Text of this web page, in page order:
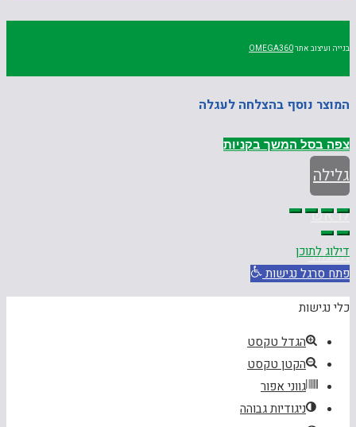
בנייה ועיצוב אתרOMEGA360
המוצר נוסף בהצלחה לעגלה
צפה בסל המשך בקניות
גלילה
לראש
העמוד
דילוג לתוכן
פתח סרגל נגישות
כלי נגישות
הגדל טקסט
הקטן טקסט
גווני אפור
ניגודיות גבוהה